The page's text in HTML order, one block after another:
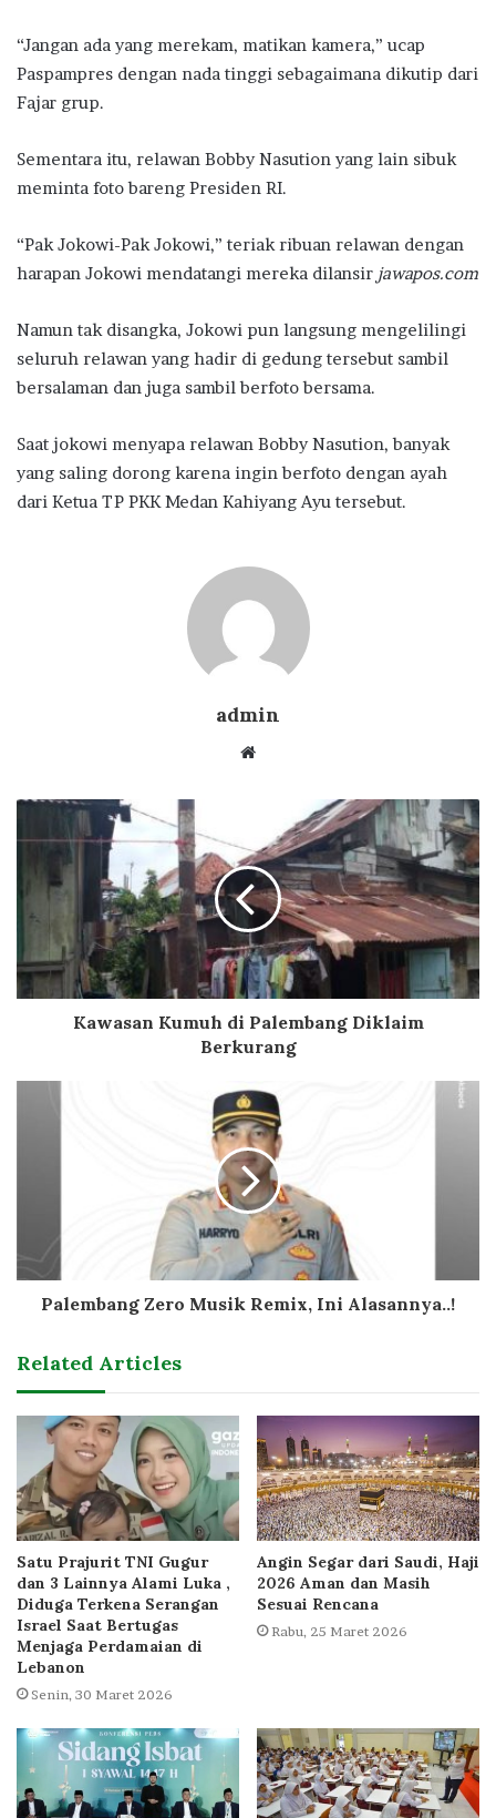
“Jangan ada yang merekam, matikan kamera,” ucap
Paspampres dengan nada tinggi sebagaimana dikutip dari
Fajar grup.
Sementara itu, relawan Bobby Nasution yang lain sibuk
meminta foto bareng Presiden RI.
“Pak Jokowi-Pak Jokowi,” teriak ribuan relawan dengan
harapan Jokowi mendatangi mereka dilansir jawapos.com
Namun tak disangka, Jokowi pun langsung mengelilingi
seluruh relawan yang hadir di gedung tersebut sambil
bersalaman dan juga sambil berfoto bersama.
Saat jokowi menyapa relawan Bobby Nasution, banyak
yang saling dorong karena ingin berfoto dengan ayah
dari Ketua TP PKK Medan Kahiyang Ayu tersebut.
admin
Website
Kawasan Kumuh di Palembang Diklaim
Berkurang
Palembang Zero Musik Remix, Ini Alasannya..!
Related Articles
Satu Prajurit TNI Gugur
dan 3 Lainnya Alami Luka ,
Diduga Terkena Serangan
Israel Saat Bertugas
Menjaga Perdamaian di
Lebanon
Senin, 30 Maret 2026
Angin Segar dari Saudi, Haji
2026 Aman dan Masih
Sesuai Rencana
Rabu, 25 Maret 2026